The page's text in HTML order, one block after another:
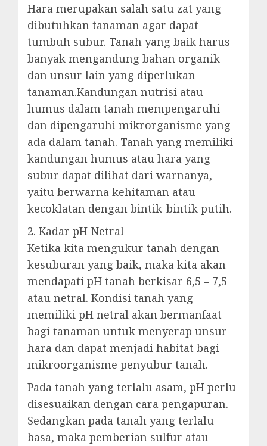
Hara merupakan salah satu zat yang
dibutuhkan tanaman agar dapat
tumbuh subur. Tanah yang baik harus
banyak mengandung bahan organik
dan unsur lain yang diperlukan
tanaman.Kandungan nutrisi atau
humus dalam tanah mempengaruhi
dan dipengaruhi mikrorganisme yang
ada dalam tanah. Tanah yang memiliki
kandungan humus atau hara yang
subur dapat dilihat dari warnanya,
yaitu berwarna kehitaman atau
kecoklatan dengan bintik-bintik putih.
2. Kadar pH Netral
Ketika kita mengukur tanah dengan
kesuburan yang baik, maka kita akan
mendapati pH tanah berkisar 6,5 – 7,5
atau netral. Kondisi tanah yang
memiliki pH netral akan bermanfaat
bagi tanaman untuk menyerap unsur
hara dan dapat menjadi habitat bagi
mikroorganisme penyubur tanah.
Pada tanah yang terlalu asam, pH perlu
disesuaikan dengan cara pengapuran.
Sedangkan pada tanah yang terlalu
basa, maka pemberian sulfur atau